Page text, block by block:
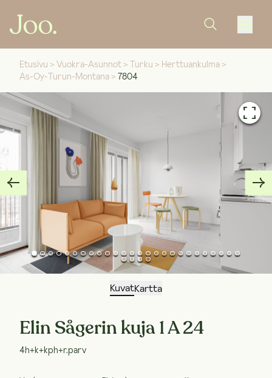
Etusivu > Vuokra-Asunnot > Turku > Herttuankulma >
As-Oy-Turun-Montana > 7804
KuvatKartta
Elin Sågerin kuja 1 A 24
4h+k+kph+r.parv